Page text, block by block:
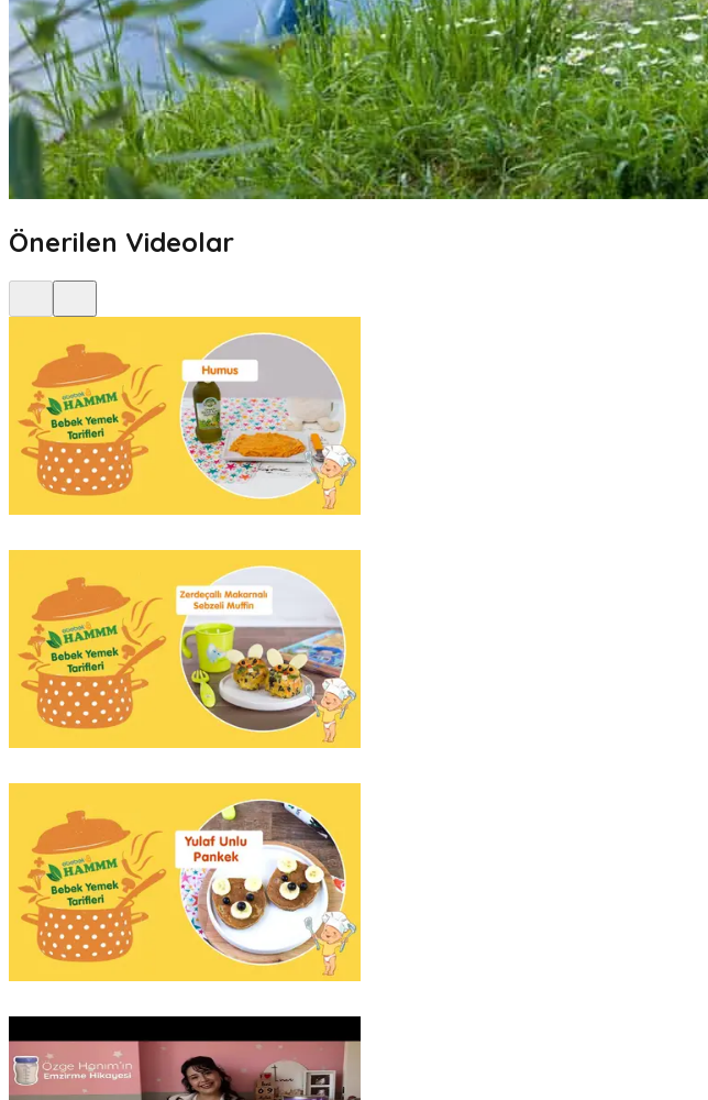
Önerilen Videolar